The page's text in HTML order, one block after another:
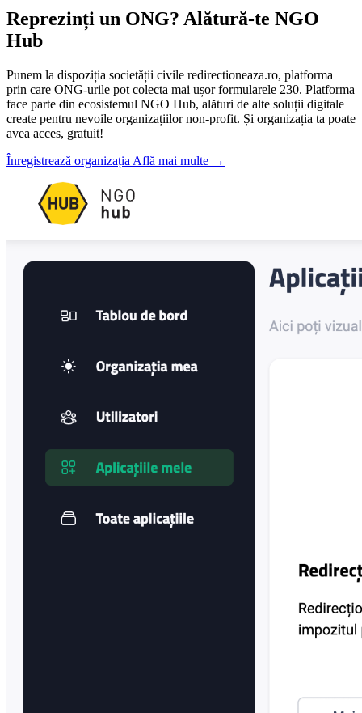
Reprezinți un ONG? Alătură-te NGO
Hub
Punem la dispoziția societății civile redirectioneaza.ro, platforma
prin care ONG-urile pot colecta mai ușor formularele 230. Platforma
face parte din ecosistemul NGO Hub, alături de alte soluții digitale
create pentru nevoile organizațiilor non-profit. Și organizația ta poate
avea acces, gratuit!
Înregistrează organizația Află mai multe →